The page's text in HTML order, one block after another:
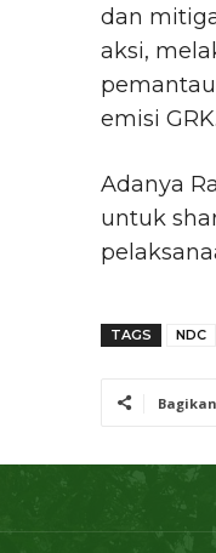
dan
aksi,
emisi GRK.
Adanya
untuk
TAGS NDC
Bagikan